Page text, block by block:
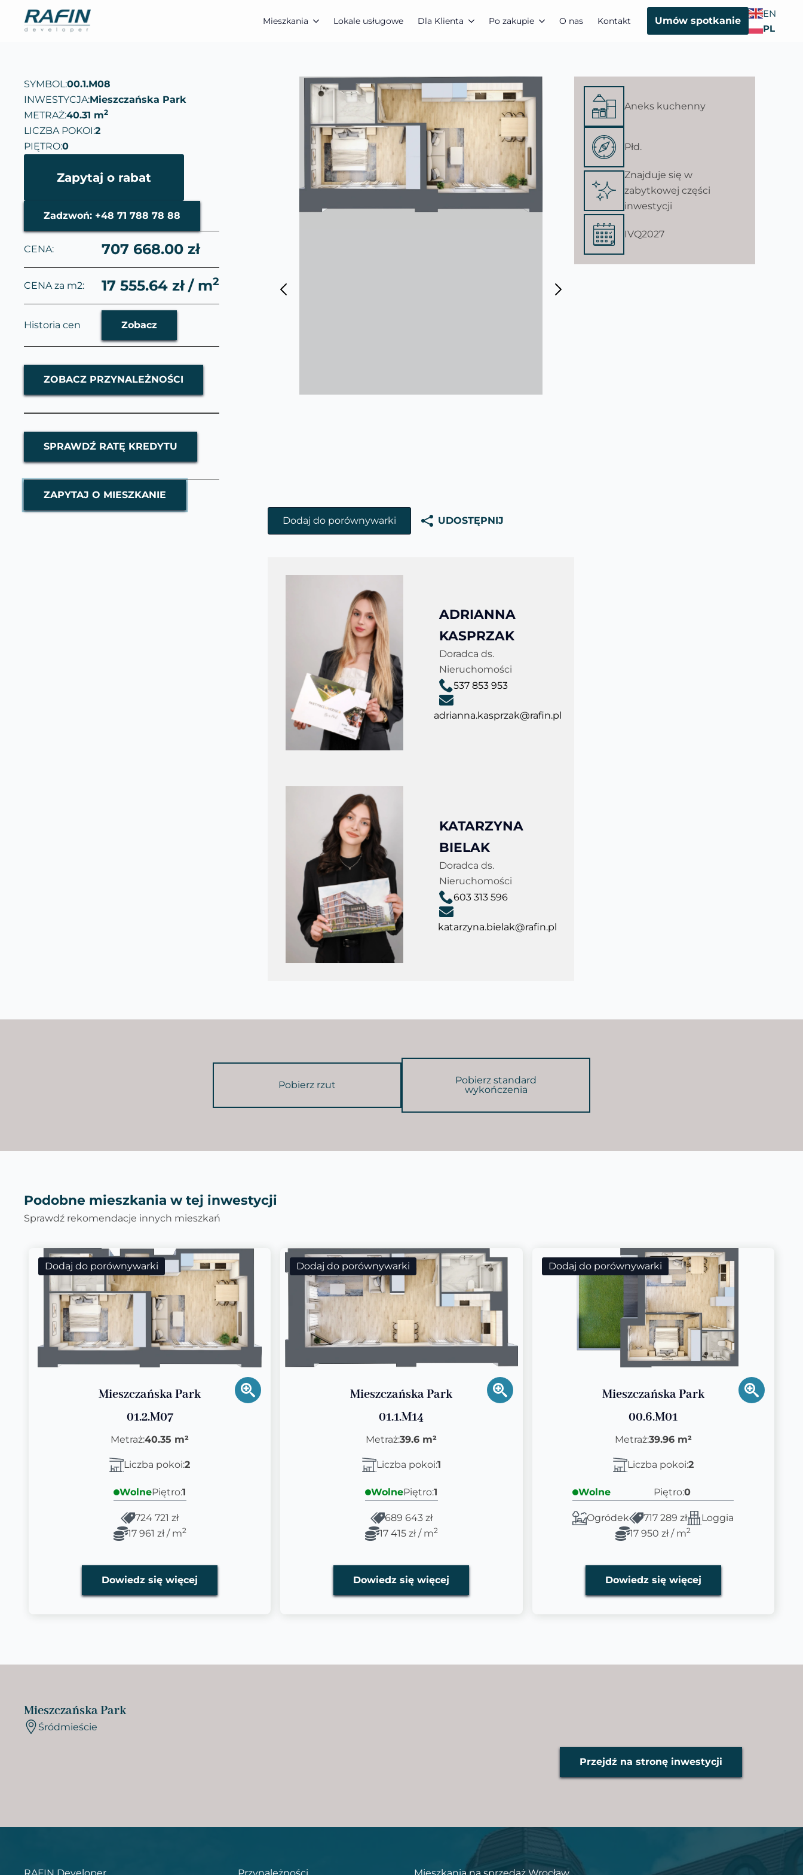
Mieszkania Lokale usługowe Dla Klienta Po zakupie O nas Kontakt Umów spotkanie
EN
PL
SYMBOL:00.1.M08
INWESTYCJA:Mieszczańska Park
METRAŻ:40.31 m2
LICZBA POKOI:2
PIĘTRO:0
Zapytaj o rabat
Zadzwoń: +48 71 788 78 88
CENA: 707 668.00 zł
CENA za m2: 17 555.64 zł / m2
Historia cen Zobacz
ZOBACZ PRZYNALEŻNOŚCI
SPRAWDŹ RATĘ KREDYTU
ZAPYTAJ O MIESZKANIE
Dodaj do porównywarki UDOSTĘPNIJ
ADRIANNA
KASPRZAK
Doradca ds.
Nieruchomości
537 853 953
adrianna.kasprzak@rafin.pl
KATARZYNA
BIELAK
Doradca ds.
Nieruchomości
603 313 596
katarzyna.bielak@rafin.pl
Aneks kuchenny
Płd.
Znajduje się w
zabytkowej części
inwestycji
IVQ2027
Pobierz rzut
Pobierz standard
wykończenia
Podobne mieszkania w tej inwestycji
Sprawdź rekomendacje innych mieszkań
Dodaj do porównywarki
Mieszczańska Park
01.2.M07
Metraż:40.35 m²
Liczba pokoi:2
WolnePiętro:1
724 721 zł
17 961 zł / m2
Dowiedz się więcej
Dodaj do porównywarki
Mieszczańska Park
01.1.M14
Metraż:39.6 m²
Liczba pokoi:1
WolnePiętro:1
689 643 zł
17 415 zł / m2
Dowiedz się więcej
Dodaj do porównywarki
Mieszczańska Park
00.6.M01
Metraż:39.96 m²
Liczba pokoi:2
Wolne Piętro:0
Ogródek 717 289 zł
Loggia
17 950 zł / m2
Dowiedz się więcej
Mieszczańska Park
Śródmieście
Przejdź na stronę inwestycji
RAFIN Developer